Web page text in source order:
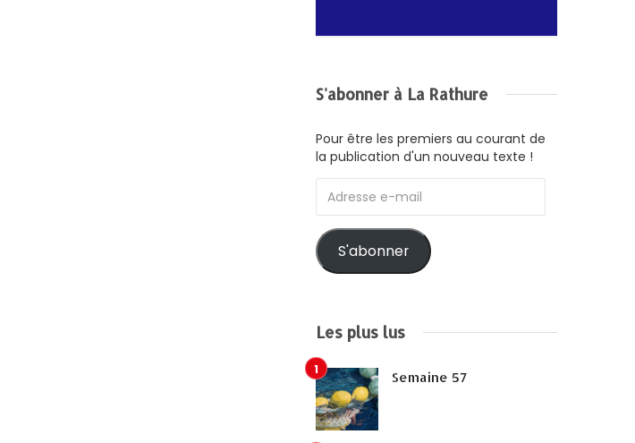
S'abonner à La Rathure
Pour être les premiers au courant de
la publication d'un nouveau texte !
e-
S'abonner
Les plus lus
Semaine 57